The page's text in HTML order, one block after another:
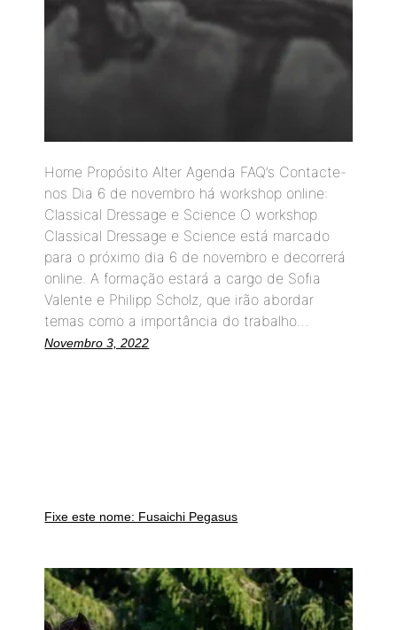
Home Propósito Alter Agenda FAQ’s Contacte-
nos Dia 6 de novembro há workshop online:
Classical Dressage e Science O workshop
Classical Dressage e Science está marcado
para o próximo dia 6 de novembro e decorrerá
online. A formação estará a cargo de Sofia
Valente e Philipp Scholz, que irão abordar
temas como a importância do trabalho…
Novembro 3, 2022
Fixe este nome: Fusaichi Pegasus